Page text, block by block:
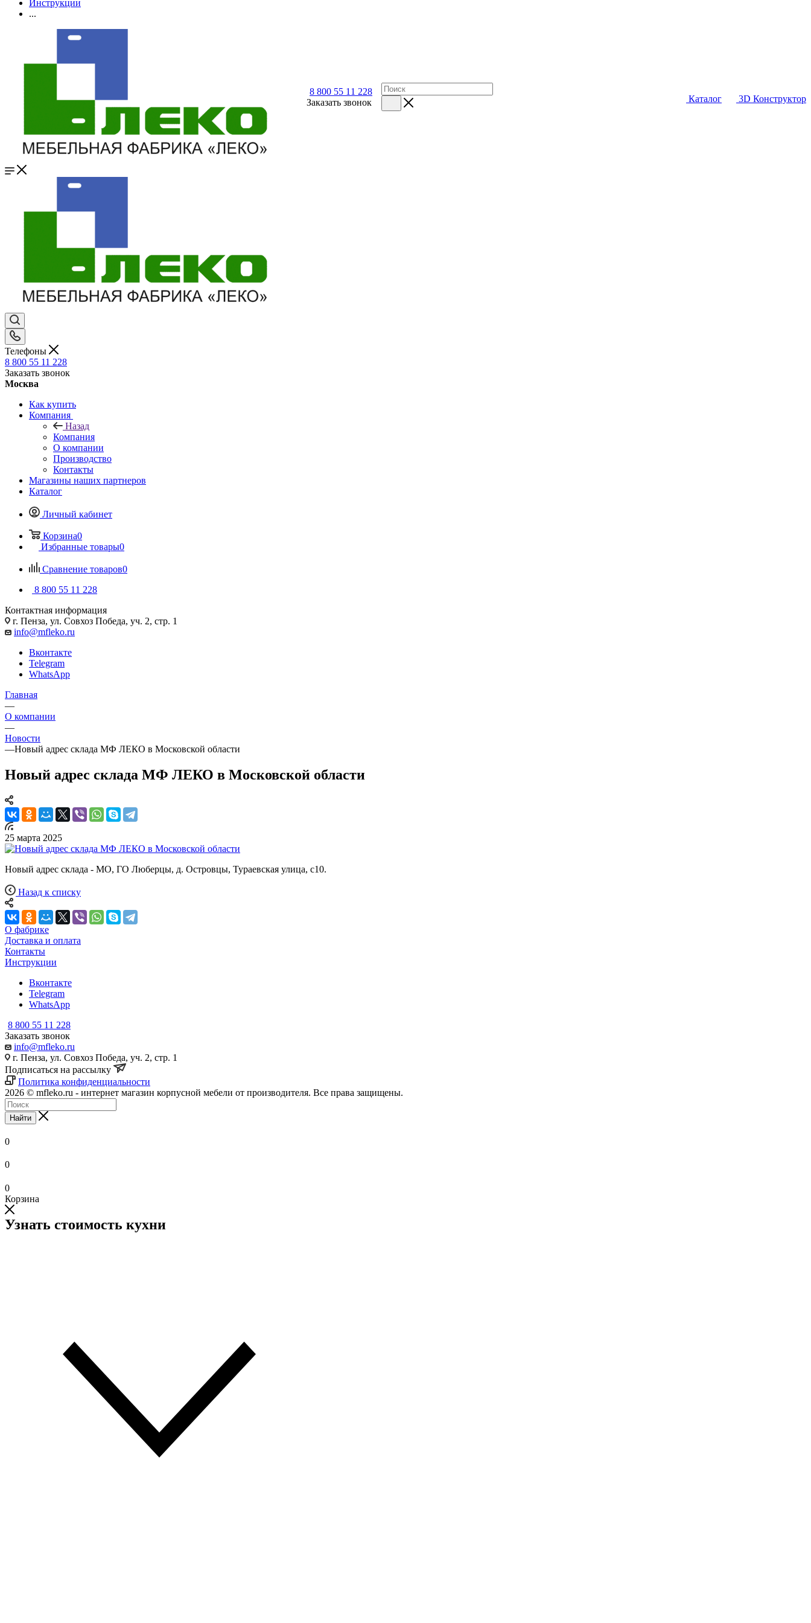
Инструкции
...
8 800 55 11 228
Заказать звонок
Каталог 3D Конструктор
Телефоны
8 800 55 11 228
Заказать звонок
Москва
Как купить
Компания
Назад
Компания
О компании
Производство
Контакты
Магазины наших партнеров
Каталог
Личный кабинет
Корзина0
Избранные товары0
Сравнение товаров0
8 800 55 11 228
Контактная информация
г. Пенза, ул. Совхоз Победа, уч. 2, стр. 1
info@mfleko.ru
Вконтакте
Telegram
WhatsApp
Главная
—
О компании
—
Новости
—Новый адрес склада МФ ЛЕКО в Московской области
Новый адрес склада МФ ЛЕКО в Московской области
25 марта 2025
Новый адрес склада - МО, ГО Люберцы, д. Островцы, Тураевская улица, с10.
Назад к списку
О фабрике
Доставка и оплата
Контакты
Инструкции
Вконтакте
Telegram
WhatsApp
8 800 55 11 228
Заказать звонок
info@mfleko.ru
г. Пенза, ул. Совхоз Победа, уч. 2, стр. 1
Подписаться на рассылку
Политика конфиденциальности
2026 © mfleko.ru - интернет магазин корпусной мебели от производителя. Все права защищены.
Найти
0
0
0
Корзина
Узнать стоимость кухни